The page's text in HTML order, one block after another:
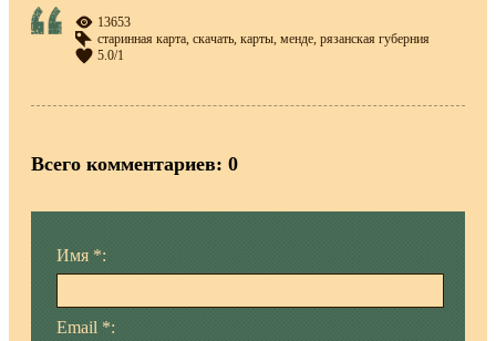
13653
старинная карта, скачать, карты, менде, рязанская губерния
5.0/1
Всего комментариев: 0
Имя *:
Email *: